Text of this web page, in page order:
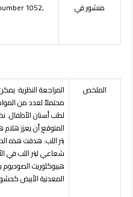
منشور في
1052,
الملخص المراجعة النظرية:
محتملاً لعدد من
لطب أسنان الأطفال.
المتوقع أن يعزز هلام
بتر اللب. هدفت هذه
شعاعي لبتر اللب في
المعدنية الأبيض